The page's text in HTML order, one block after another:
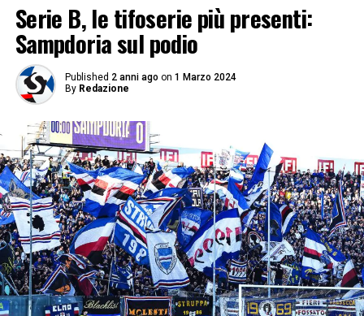
Serie B, le tifoserie più presenti:
Sampdoria sul podio
Published 2 anni ago on 1 Marzo 2024
By Redazione